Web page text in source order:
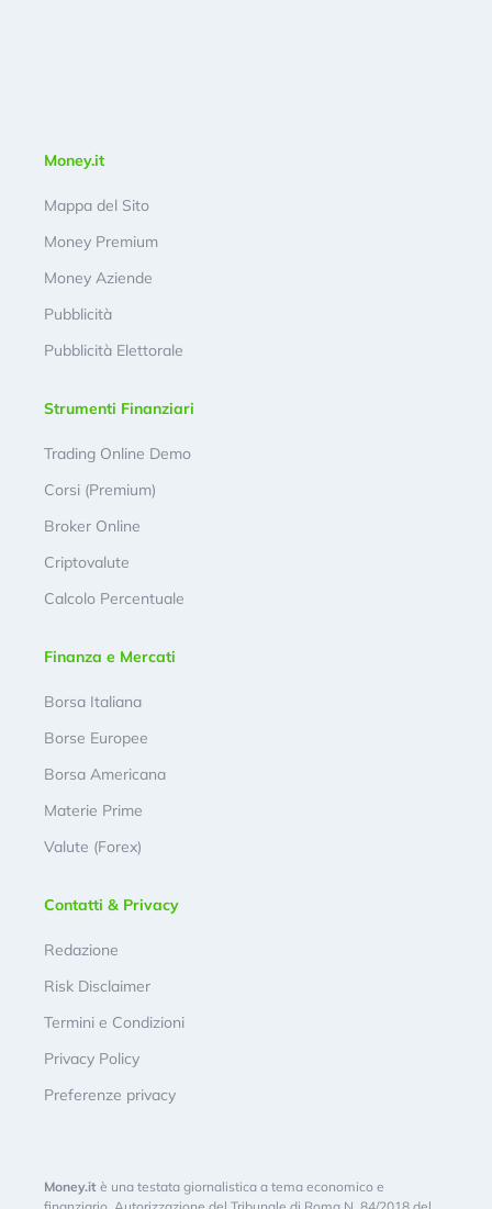
Money.it
Mappa del Sito
Money Premium
Money Aziende
Pubblicità
Pubblicità Elettorale
Strumenti Finanziari
Trading Online Demo
Corsi (Premium)
Broker Online
Criptovalute
Calcolo Percentuale
Finanza e Mercati
Borsa Italiana
Borse Europee
Borsa Americana
Materie Prime
Valute (Forex)
Contatti & Privacy
Redazione
Risk Disclaimer
Termini e Condizioni
Privacy Policy
Preferenze privacy
Money.it è una testata giornalistica a tema economico e